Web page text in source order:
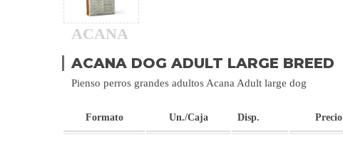
ACANA
ACANA DOG ADULT LARGE BREED
Pienso perros grandes adultos Acana Adult large dog
Formato Un./Caja Disp. Precio